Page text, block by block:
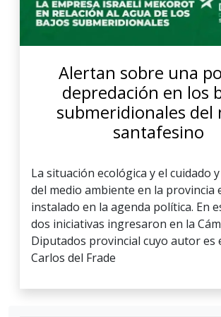
Alertan sobre una
depredación en los
submeridionales del
santafesino
La situación ecológica y el cuidado
del medio ambiente en la provincia
instalado en la agenda política. En
dos iniciativas ingresaron en la
Diputados provincial cuyo autor es
Carlos del Frade